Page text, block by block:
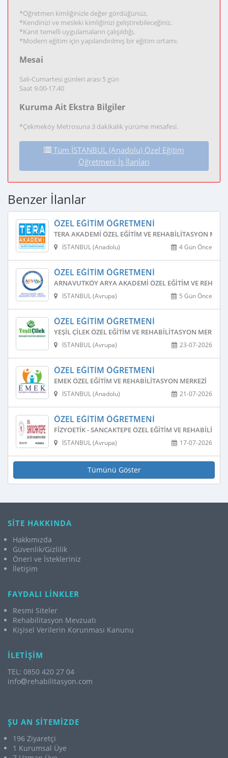
*Öğretmen kimliğinizle değer gördüğünüz,
*Kendinizi ve mesleki kimliğinizi geliştirebileceğiniz,
*Kanıt temelli uygulamaların çalışıldığı,
*Modern eğitim için yapılandırılmış bir eğitim ortamı.
Mesai
Salı-Cumartesi günleri arası 5 gün
Saat 9.00-17.40
Kuruma Ait Ekstra Bilgiler
*Çekmeköy Metrosuna 3 dakikalık yürüme mesafesi.
Tüm İSTANBUL (Anadolu) Özel Eğitim
Öğretmeni İş İlanları
Benzer İlanlar
ÖZEL EĞITIM ÖĞRETMENI
TERA AKADEMI ÖZEL EĞITIM VE REHABILITASYON
4 Gün Önce
İSTANBUL (Anadolu)
ÖZEL EĞITIM ÖĞRETMENI
ARNAVUTKÖY ARYA AKADEMI ÖZEL EĞITIM VE
5 Gün Önce
İSTANBUL (Avrupa)
ÖZEL EĞITIM ÖĞRETMENI
YEŞIL ÇILEK ÖZEL EĞITIM VE REHABILITASYON MERKEZI
23-07-2026
İSTANBUL (Avrupa)
ÖZEL EĞITIM ÖĞRETMENI
EMEK ÖZEL EĞITIM VE REHABILITASYON MERKEZI
21-07-2026
İSTANBUL (Anadolu)
ÖZEL EĞITIM ÖĞRETMENI
FIZYOETIK - SANCAKTEPE ÖZEL EĞITIM VE
17-07-2026
İSTANBUL (Avrupa)
Tümünü Göster
SİTE HAKKINDA
Hakkımızda
Güvenlik/Gizlilik
Öneri ve İstekleriniz
İletişim
FAYDALI LİNKLER
Resmi Siteler
Rehabilitasyon Mevzuatı
Kişisel Verilerin Korunması Kanunu
İLETİŞİM
TEL: 0850 420 27 04
info
rehabilitasyon.com
ŞU AN SİTEMİZDE
196 Ziyaretçi
1 Kurumsal Üye